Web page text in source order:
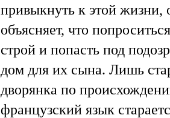
привыкнуть к этой жизни,
объясняет, что
строй и попасть под
дом для их сына. Лишь
дворянка по
французский язык